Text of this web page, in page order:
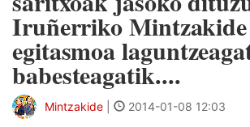
Iruñerriko Mintzakide
egitasmoa
babesteagatik....
Mintzakide 2014-01-08 12:03